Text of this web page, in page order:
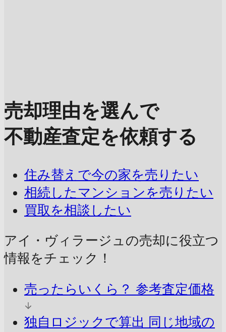
売却理由を選んで
不動産査定を依頼する
住み替えで今の家を売りたい
相続したマンションを売りたい
買取を相談したい
アイ・ヴィラージュの売却に役立つ
情報をチェック！
売ったらいくら？ 参考査定価格
独自ロジックで算出 同じ地域の